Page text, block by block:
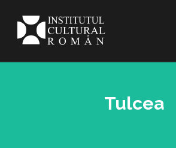
Tulcea